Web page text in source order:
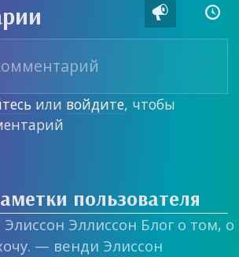
 
или войдите, чтобы
пользователя
Эллиссон Блог о том, о
— венди Элиссон